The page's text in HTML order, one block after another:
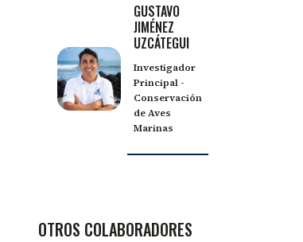
GUSTAVO
JIMÉNEZ
UZCÁTEGUI
Investigador
Principal -
Conservación
de Aves
Marinas
OTROS COLABORADORES